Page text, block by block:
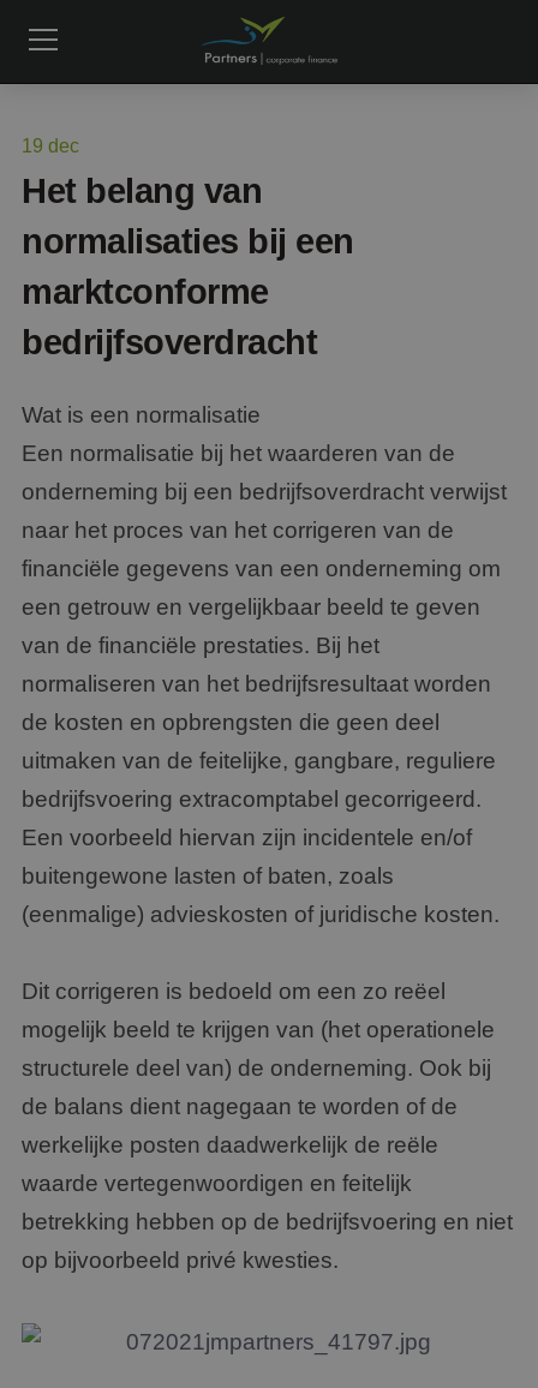
19 dec
Het belang van
normalisaties bij een
marktconforme
bedrijfsoverdracht
Wat is een normalisatie
Een normalisatie bij het waarderen van de
onderneming bij een bedrijfsoverdracht verwijst
naar het proces van het corrigeren van de
financiële gegevens van een onderneming om
een getrouw en vergelijkbaar beeld te geven
van de financiële prestaties. Bij het
normaliseren van het bedrijfsresultaat worden
de kosten en opbrengsten die geen deel
uitmaken van de feitelijke, gangbare, reguliere
bedrijfsvoering extracomptabel gecorrigeerd.
Een voorbeeld hiervan zijn incidentele en/of
buitengewone lasten of baten, zoals
(eenmalige) advieskosten of juridische kosten.
Dit corrigeren is bedoeld om een zo reëel
mogelijk beeld te krijgen van (het operationele
structurele deel van) de onderneming. Ook bij
de balans dient nagegaan te worden of de
werkelijke posten daadwerkelijk de reële
waarde vertegenwoordigen en feitelijk
betrekking hebben op de bedrijfsvoering en niet
op bijvoorbeeld privé kwesties.